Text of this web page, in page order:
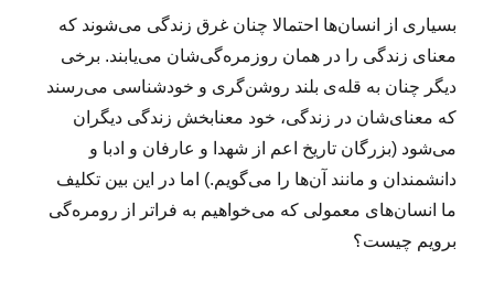
بسیاری از انسان‌ها احتمالا چنان غرق زندگی می‌شوند که
معنای زندگی را در همان روزمره‌گی‌شان می‌یابند. برخی
دیگر چنان به قله‌ی بلند روشن‌گری و خودشناسی می‌رسند
که معنای‌شان در زندگی، خود معنابخش زندگی دیگران
می‌شود (بزرگان تاریخ اعم از شهدا و عارفان و ادبا و
دانشمندان و مانند آن‌ها را می‌گویم.) اما در این بین تکلیف
ما انسان‌های معمولی که می‌خواهیم به فراتر از رومره‌گی
برویم چیست؟